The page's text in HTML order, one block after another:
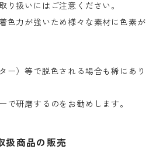
り扱いにはご注意ください。
色力が強いため様々な素材に色素が
ー）等で脱色される場合も稀にあり
で研磨するのをお勧めします。
扱商品の販売